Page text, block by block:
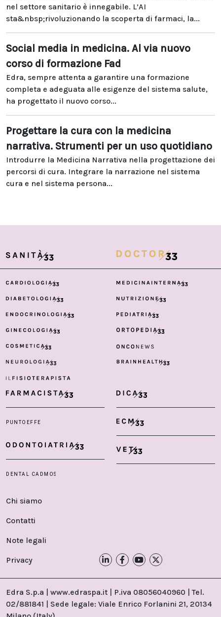
nel settore sanitario è innegabile. L’AI
sta&nbsp;rivoluzionando la scoperta di farmaci, la...
Social media in medicina. Al via nuovo
corso di formazione Fad
Edra, sempre attenta a garantire una formazione
completa e adeguata alle esigenze del sistema salute,
ha progettato il nuovo corso...
Progettare la cura con la medicina
narrativa. Strumenti per un uso quotidiano
Introdurre la Medicina Narrativa nella progettazione dei
percorsi di cura. Integrare la narrazione nel sistema
cura e nel sistema persona...
Chi siamo
Contatti
Note legali
Privacy
Edra S.p.a | www.edraspa.it | P.iva 08056040960 | Tel.
02/881841 | Sede legale: Viale Enrico Forlanini 21, 20134